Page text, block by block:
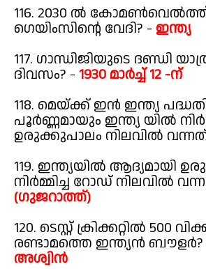
116. 2030 ൽ
ഗെയിംസിന്റെ വേദി? - ഇന്ത്യ
117. ഗാന്ധിജിയുടെ ദണ്ഡി
ദിവസം? - 1930 മാർച്ച് 12 -ന്
118. മെയ്ക്ക് ഇൻ ഇന്ത്യ
പൂർണ്ണമായും ഇന്ത്യ യിൽ
ഉരുക്കുപാലം നിലവിൽ
119. ഇന്ത്യയിൽ
നിർമ്മിച്ച റോഡ് നിലവിൽ
(ഗുജറാത്ത്)
120. ടെസ്റ്റ് ക്രിക്കറ്റിൽ 500
രണ്ടാമത്തെ ഇന്ത്യൻ ബൗളർ?
അശ്വിൻ